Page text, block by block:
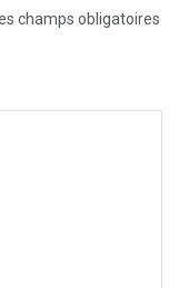
champs obligatoires